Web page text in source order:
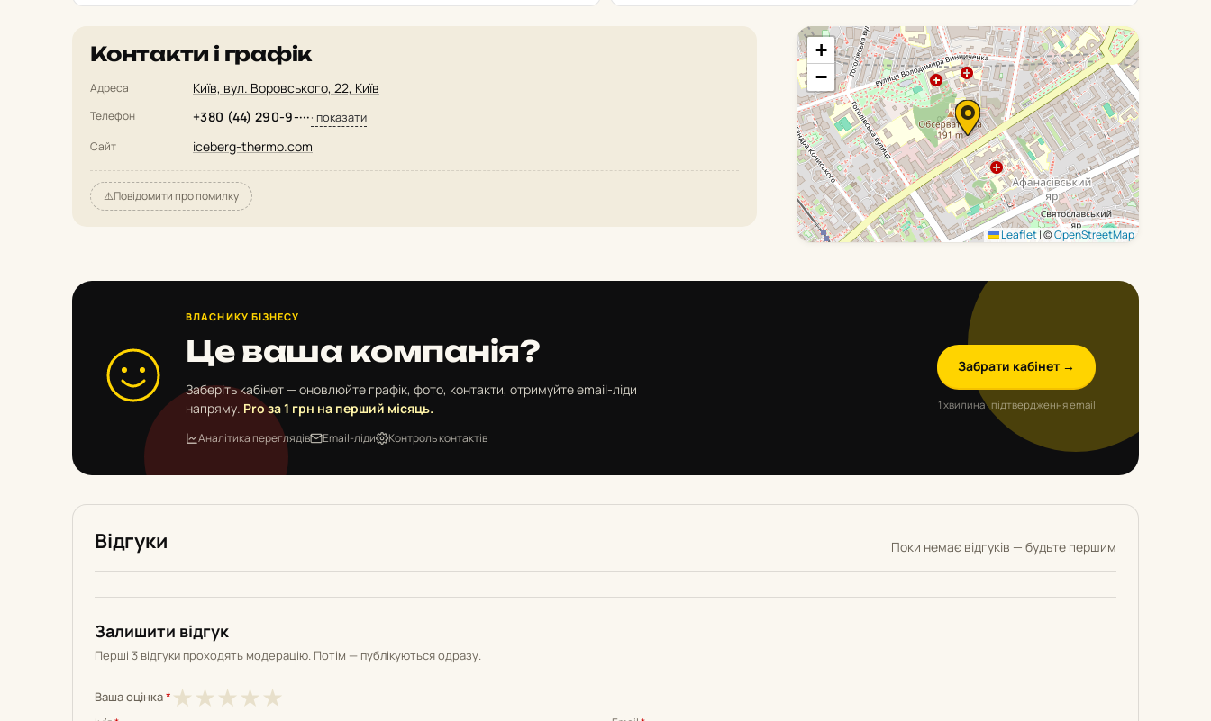
Контакти і графік
Адреса Київ, вул. Воровського, 22, Київ
Телефон +380 (44) 290-9-···· показати
Сайт iceberg-thermo.com
⚠️Повідомити про помилку
+
−
Leaflet|©OpenStreetMap
ВЛАСНИКУ БІЗНЕСУ
Це ваша компанія?
Заберіть кабінет — оновлюйте графік, фото, контакти, отримуйте email-ліди
напряму. Pro за 1 грн на перший місяць.
Аналітика переглядів Email-ліди Контроль контактів
Забрати кабінет →
1 хвилина · підтвердження email
Відгуки Поки немає відгуків — будьте першим
Залишити відгук
Перші 3 відгуки проходять модерацію. Потім — публікуються одразу.
Ваша оцінка* ★
★4
★3
★2
★1